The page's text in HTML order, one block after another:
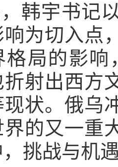
韩宇书记
响为切入点
格局的影响
折射出西方
现状。俄乌
界的又一重
挑战与机